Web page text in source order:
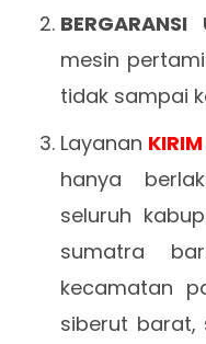
mesin
tidak sampai
Layanan
hanya
seluruh
sumatra
kecamatan
siberut barat,